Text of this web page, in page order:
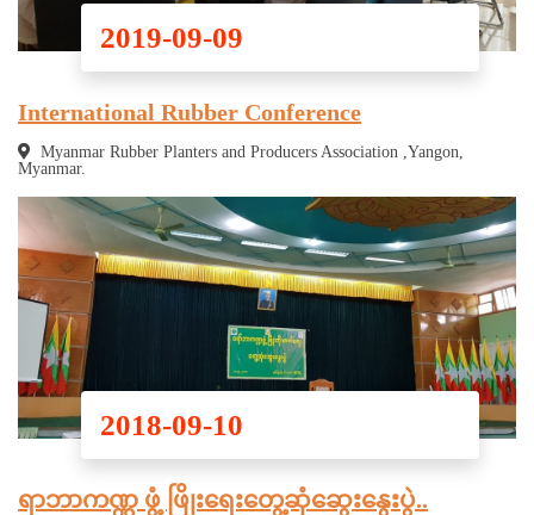
2019-09-09
International Rubber Conference
Myanmar Rubber Planters and Producers Association ,Yangon,
Myanmar.
2018-09-10
ရာဘာကဏ္ဏ ဖွံ့ ဖြိုးရေးတွေ့ဆုံဆွေးနွေးပွဲ..